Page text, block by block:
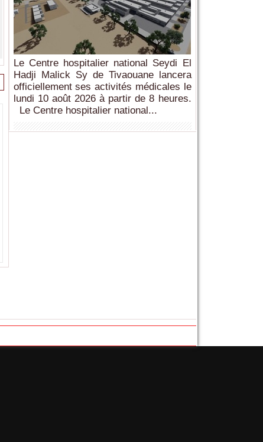
Le Centre hospitalier national Seydi El
Hadji Malick Sy de Tivaouane lancera
officiellement ses activités médicales le
lundi 10 août 2026 à partir de 8 heures.
Le Centre hospitalier national...